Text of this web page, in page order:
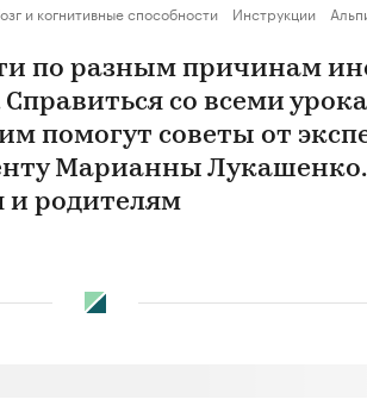
и когнитивные способности Инструкции
по разным причинам
со всеми
помогут советы от
Марианны
и родителям